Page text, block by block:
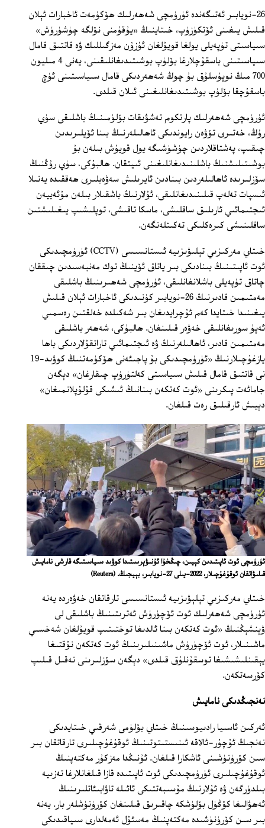
26-نويابىر ئەتىگەندە ئۈرۈمچى شەھەرلىك ھۆكۈمەت ئاخبارات ئېلان
قىلىش يىغىنى ئۆتكۈزۈپ، خىتاينىڭ «يۇقۇمنى نۆلگە چۈشۈرۈش»
سىياسىتى تۈپەيلى يولغا قويۇلغان ئۇزۇن مەزگىللىك ۋە قاتتىق قامال
سىياسىتىنى باسقۇچلارغا بۆلۈپ بوشىتىدىغانلىقىنى، يەنى 4 مىليون
700 مىڭ نوپۇسلۇق بۇ چوڭ شەھەردىكى قامال سىياسىتىنى ئۈچ
باسقۇچقا بۆلۈپ بوشىتىدىغانلىغىنى ئىلان قىلدى.
ئۈرۈمچى شەھەرلىك پارتكوم تەشۋىقات بۆلۈمىنىڭ باشلىقى سۈي
رۇڭ، خەتىرى تۆۋەن رايوندىكى ئاھالىلەرنىڭ بىنا ئۆيلىرىدىن
چىقىپ، پەشتاقلاردىن چۈشۈشىگە يول قويۇش بىلەن بۇ
بوشىتىلىشنىڭ باشلىنىدىغانلىغىنى ئىيتقان. ھالبۇكى، سۈي رۇڭنىڭ
سۆزلىرىدە ئاھالىلەردىن بىنادىن ئايرىلىش سەۋەبلىرى ھەققىدە يەنىلا
ئىسپات تەلەپ قىلىنىدىغانلىقى، ئۇلارنىڭ باشقىلار بىلەن مۇئەييەن
ئىجتىمائىي ئارىلىق ساقلىشى، ماسكا تاقىشى، توپلىشىپ يىغىلىشتىن
ساقلىنىشى كىرەكلىكى تەكىتلەنگەن.
خىتاي مەركىزىي تېلىۋىزىيە ئىستانسىسى (CCTV) ئۈرۈمچىدىكى
ئوت ئاپىتىنىڭ بىنادىكى بىر ياتاق ئۆينىڭ توك مەنبەسىدىن چىققان
چاتاق تۈپەيلى باشلانغانلىقى، ئۈرۈمچى شەھىرىنىڭ باشلىقى
مەمتىمىن قادىرنىڭ 26-نويابىر كۈنىدىكى ئاخبارات ئېلان قىلىش
يىغىنىدا خىتايدا كەم ئۇچرايدىغان بىر شەكىلدە خەلقتىن رەسمىي
ئەپۇ سورىغانلىقى خەۋەر قىلىنغان. ھالبۇكى، شەھەر باشلىقى
مەمتىمىن قادىر، ئاھالىلەرنىڭ ۋە ئىجتىمائىي تاراتقۇلاردىكى باھا
يازغۇچىلارنىڭ «ئۈرۈمچىدىكى بۇ پاجىئەنى ھۆكۈمەتنىڭ كوۋىد-19
نى قاتتىق قامال قىلىش سىياسىتى كەلتۈرۈپ چىقارغان» دېگەن
جامائەت پىكرىنى «ئوت كەتكەن بىنانىڭ ئىشىكى قۇلۇپلانمىغان»
دېيىش ئارقىلىق رەت قىلغان.
ئۈرۈمچى ئوت ئاپىتىدىن كېيىن، چىڭخۇا ئۇنىۋېرسىتىدا كوۋىد سىياسىتىگە قارشى نامايىش
قىلىۋاتقان ئوقۇغۇچىلار، 2022-يىلى 27-نويابىر، بېيجىڭ.
(Reuters)
خىتاي مەركىزىي تېلېۋىزىيە ئىستانسىسى تارقاتقان خەۋەردە يەنە
ئۈرۈمچى شەھەرلىك ئوت ئۆچۈرۈش ئەترىتىنىڭ باشلىقى لى
ۋېنشېڭنىڭ «ئوت كەتكەن بىنا ئالدىغا توختىتىپ قويۇلغان شەخسىي
ماشىنىلار، ئوت ئۆچۈرۈش ماشىنىلىرىنىڭ ئوت كەتكەن نۇقتىغا
يېقىنلىشىشىغا توسقۇنلۇق قىلدى» دېگەن سۆزلىرىنى نەقىل قىلىپ
كۆرسەتكەن.
نەنجىڭدىكى نامايىش
ئەركىن ئاسىيا رادىيوسىنىڭ خىتاي بۆلۈمى شەرقىي خىتايدىكى
نەنجىڭ ئۇچۇر-ئالاقە ئىنىستىتوتىنىڭ ئوقۇغۇچىلىرى تارقاتقان بىر
سىن كۆرۈنۈشىنى ئاشكارا قىلغان. ئۇنىڭدا مەزكۇر مەكتەپنىڭ
ئوقۇغۇچىلىرى ئۈرۈمچىدىكى ئوت ئاپىتىدە قازا قىلغانلارغا تەزىيە
بىلدۈرگەن ۋە ئۇلارنىڭ مۇسىبەتتىكى ئائىلە تاۋابىئاتلىرىنىڭ
ئەھۋالىغا كۆڭۈل بۆلۈشكە چاقىرىق قىلىنغان كۆرۈنۈشلەر بار. يەنە
بىر سىن كۆرۈنۈشىدە مەكتەپنىڭ مەسئۇل ئ‍ەمەلدارى سىياقىدىكى